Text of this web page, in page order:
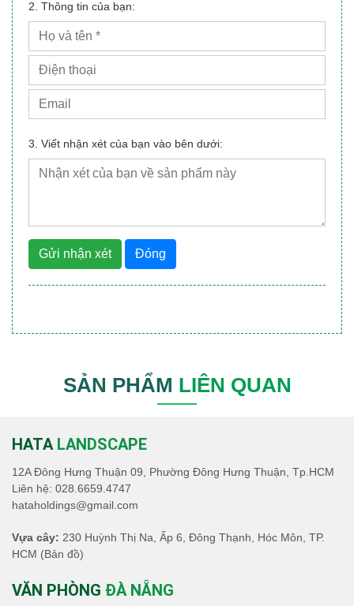
2. Thông tin của bạn:
3. Viết nhận xét của bạn vào bên dưới:
Gửi nhận xét Đóng
SẢN PHẨM LIÊN QUAN
HATA LANDSCAPE
12A Đông Hưng Thuận 09, Phường Đông Hưng Thuận, Tp.HCM
Liên hệ: 028.6659.4747
hataholdings@gmail.com
Vựa cây: 230 Huỳnh Thị Na, Ấp 6, Đông Thạnh, Hóc Môn, TP.
HCM (Bản đồ)
VĂN PHÒNG ĐÀ NẴNG